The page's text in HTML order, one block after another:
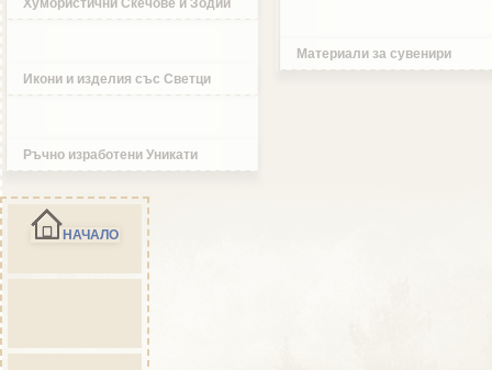
Хумористични Скечове и Зодии
Икони и изделия със Светци
Ръчно изработени Уникати
Материали за сувенири
НАЧАЛО